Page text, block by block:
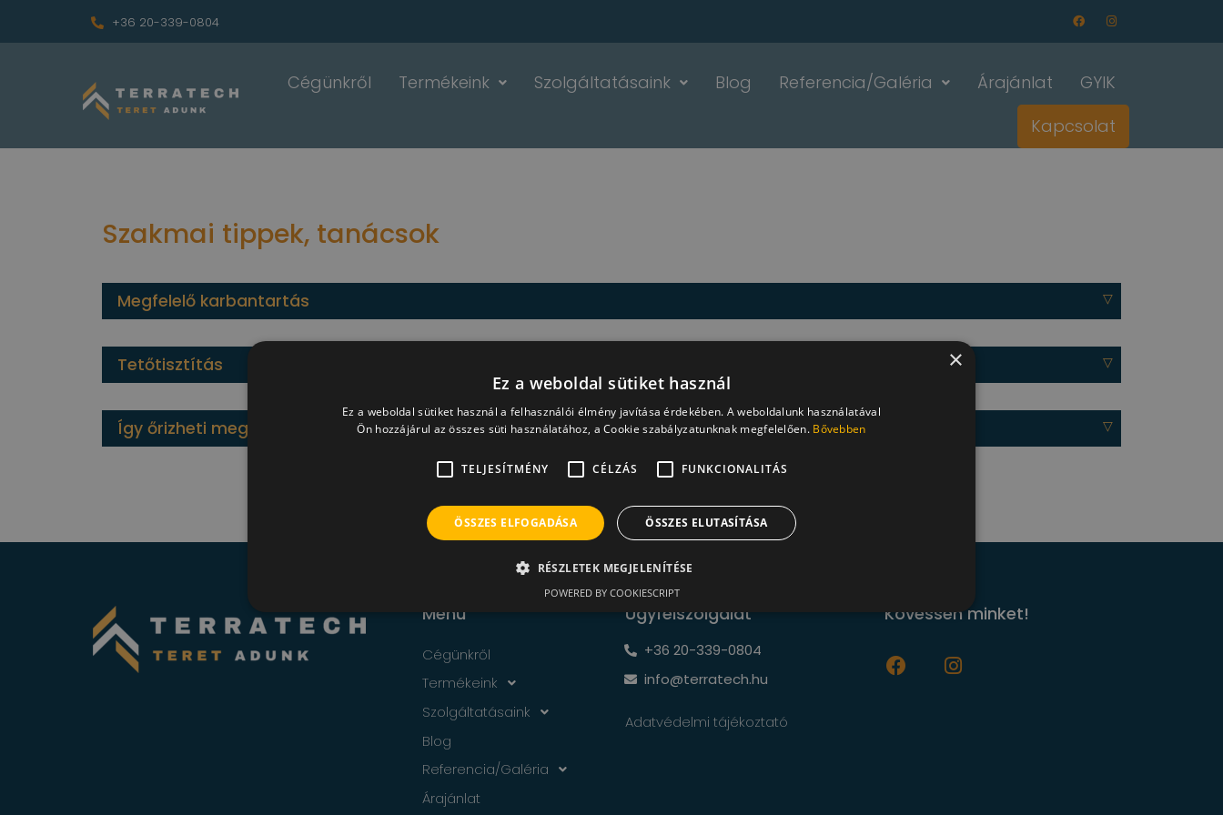
+36 20-339-0804
Cégünkről Termékeink Szolgáltatásaink Blog Referencia/Galéria Árajánlat
GYIK
Kapcsolat
Szakmai tippek, tanácsok
Megfelelő karbantartás
Tetőtisztítás
Így őrizheti meg napellenzőjének szépségét
Menü
Cégünkről
Termékeink
Szolgáltatásaink
Blog
Referencia/Galéria
Árajánlat
Ügyfélszolgálat
+36 20-339-0804
info@terratech.hu
Adatvédelmi tájékoztató
Kövessen minket!
×
Ez a weboldal sütiket használ
Ez a weboldal sütiket használ a felhasználói élmény javítása érdekében. A weboldalunk használatával
Ön hozzájárul az összes süti használatához, a Cookie szabályzatunknak megfelelően. Bővebben
TELJESÍTMÉNY CÉLZÁS FUNKCIONALITÁS
ÖSSZES ELFOGADÁSA ÖSSZES ELUTASÍTÁSA
RÉSZLETEK MEGJELENÍTÉSE
POWERED BY COOKIESCRIPT